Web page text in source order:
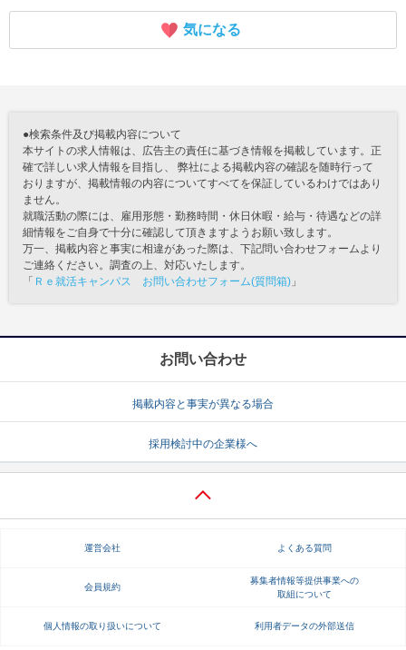
気になる
●検索条件及び掲載内容について
本サイトの求人情報は、広告主の責任に基づき情報を掲載しています。正
確で詳しい求人情報を目指し、 弊社による掲載内容の確認を随時行って
おりますが、掲載情報の内容についてすべてを保証しているわけではあり
ません。
就職活動の際には、雇用形態・勤務時間・休日休暇・給与・待遇などの詳
細情報をご自身で十分に確認して頂きますようお願い致します。
万一、掲載内容と事実に相違があった際は、下記問い合わせフォームより
ご連絡ください。調査の上、対応いたします。
「 Ｒｅ就活キャンパス お問い合わせフォーム(質問箱) 」
お問い合わせ
掲載内容と事実が異なる場合
採用検討中の企業様へ
運営会社 よくある質問
会員規約
募集者情報等提供事業への
取組について
個人情報の取り扱いについて 利用者データの外部送信